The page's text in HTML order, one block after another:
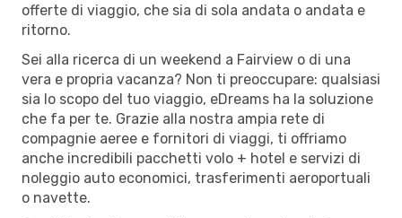
offerte di viaggio, che sia di sola andata o andata e
ritorno.
Sei alla ricerca di un weekend a Fairview o di una
vera e propria vacanza? Non ti preoccupare: qualsiasi
sia lo scopo del tuo viaggio, eDreams ha la soluzione
che fa per te. Grazie alla nostra ampia rete di
compagnie aeree e fornitori di viaggi, ti offriamo
anche incredibili pacchetti volo + hotel e servizi di
noleggio auto economici, trasferimenti aeroportuali
o navette.